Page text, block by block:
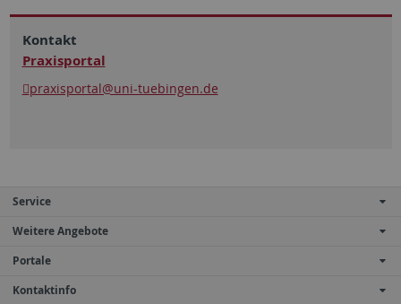
Kontakt
Praxisportal
praxisportal@uni-tuebingen.de
Service
Weitere Angebote
Portale
Kontaktinfo